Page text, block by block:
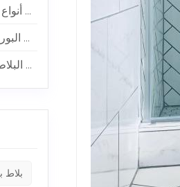
ما هي
هل
كيف
بلاط